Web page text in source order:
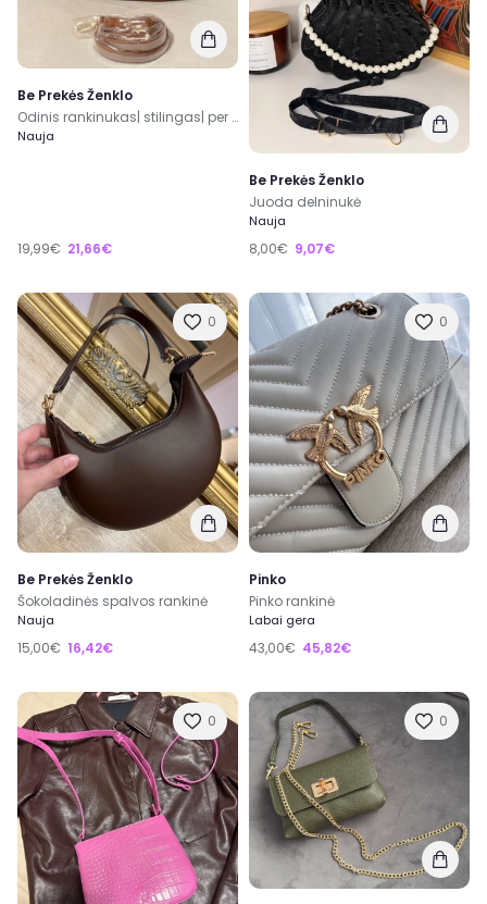
Be Prekės Ženklo
Odinis rankinukas| stilingas| per petį|moterims| merginoms
Nauja
19,99€ 21,66€
Be Prekės Ženklo
Juoda delninukė
Nauja
8,00€ 9,07€
0
Be Prekės Ženklo
Šokoladinės spalvos rankinė
Nauja
15,00€ 16,42€
0
Pinko
Pinko rankinė
Labai gera
43,00€ 45,82€
0 0